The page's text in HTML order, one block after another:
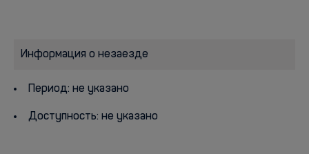
Информация о незаезде
Период: не указано
Доступность: не указано